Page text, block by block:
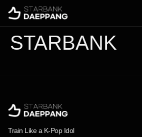
STARBANK
Train Like a K-Pop Idol